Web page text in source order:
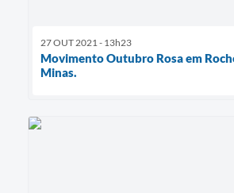
27 OUT 2021 - 13h23
Movimento Outubro Rosa em
Minas.